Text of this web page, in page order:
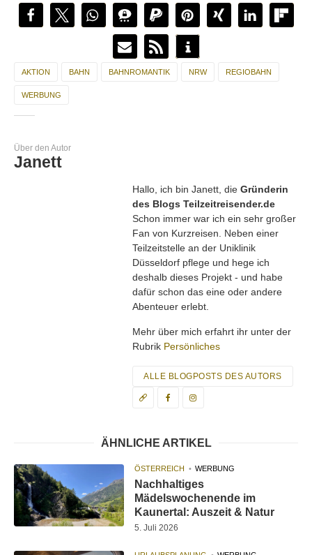
AKTION BAHN BAHNROMANTIK NRW REGIOBAHN
WERBUNG
Über den Autor
Janett
Hallo, ich bin Janett, die Gründerin
des Blogs Teilzeitreisender.de
Schon immer war ich ein sehr großer
Fan von Kurzreisen. Neben einer
Teilzeitstelle an der Uniklinik
Düsseldorf pflege und hege ich
deshalb dieses Projekt - und habe
dafür schon das eine oder andere
Abenteuer erlebt.
Mehr über mich erfahrt ihr unter der
Rubrik Persönliches
ALLE BLOGPOSTS DES AUTORS
ÄHNLICHE ARTIKEL
ÖSTERREICH WERBUNG
Nachhaltiges
Mädelswochenende im
Kaunertal: Auszeit & Natur
5. Juli 2026